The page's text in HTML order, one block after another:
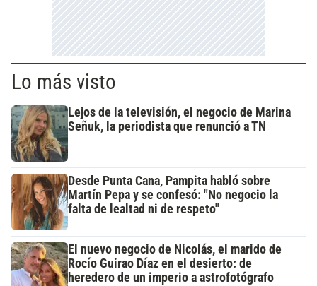
Lo más visto
Lejos de la televisión, el negocio de Marina
Señuk, la periodista que renunció a TN
Desde Punta Cana, Pampita habló sobre
Martín Pepa y se confesó: "No negocio la
falta de lealtad ni de respeto"
El nuevo negocio de Nicolás, el marido de
Rocío Guirao Díaz en el desierto: de
heredero de un imperio a astrofotógrafo